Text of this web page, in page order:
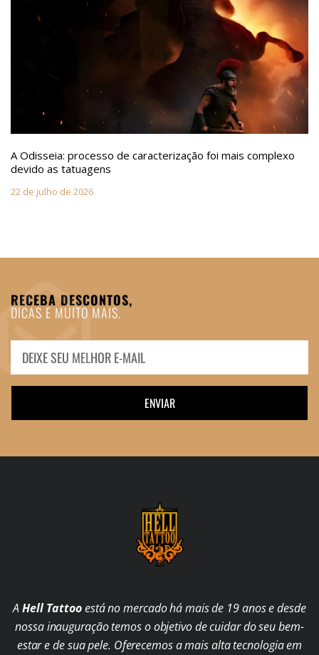
A Odisseia: processo de caracterização foi mais complexo
devido as tatuagens
22 de julho de 2026
RECEBA DESCONTOS,
DICAS E MUITO MAIS.
ENVIAR
AHell Tattooestá no mercado há mais de 19 anos e desde
nossa inauguração temos o objetivo de cuidar do seu bem-
estar e de sua pele. Oferecemos a mais alta tecnologia em